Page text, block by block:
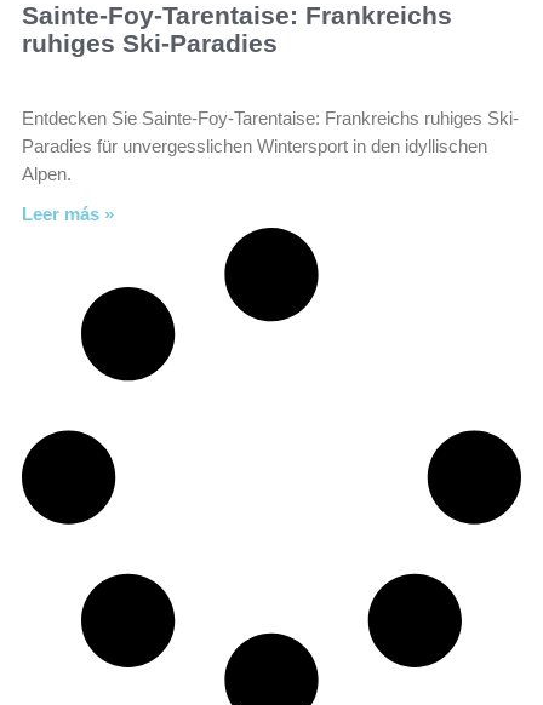
Sainte-Foy-Tarentaise: Frankreichs
ruhiges Ski-Paradies
Entdecken Sie Sainte-Foy-Tarentaise: Frankreichs ruhiges Ski-
Paradies für unvergesslichen Wintersport in den idyllischen
Alpen.
Leer más »